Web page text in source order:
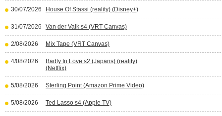
30/07/2026 House Of Stassi (reality) (Disney+)
31/07/2026 Van der Valk s4 (VRT Canvas)
2/08/2026 Mix Tape (VRT Canvas)
4/08/2026
Badly In Love s2 (Japans) (reality)
(Netflix)
5/08/2026 Sterling Point (Amazon Prime Video)
5/08/2026 Ted Lasso s4 (Apple TV)